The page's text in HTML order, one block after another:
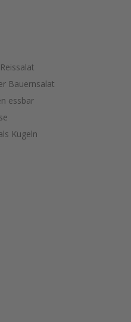
Bauernsalat
essbar
Kugeln